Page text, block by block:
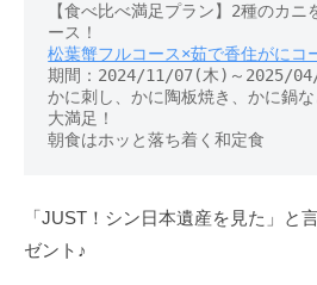
【食べ比べ満足プラン】2種のカニ
ース！
松葉蟹フルコース×茹で香住がにコ
期間：2024/11/07(木)～2025/
かに刺し、かに陶板焼き、かに鍋
大満足！
朝食はホッと落ち着く和定食
「JUST！シン日本遺産を見た」と
ゼント♪